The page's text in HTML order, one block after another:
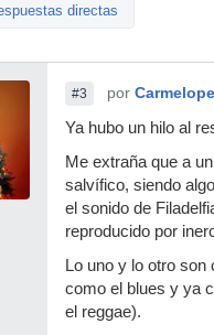
directas
#3 por
Ya hubo un hilo al
Me extraña que a
salvífico, siendo
el sonido de
reproducido por
Lo uno y lo otro
como el blues y ya
el reggae).